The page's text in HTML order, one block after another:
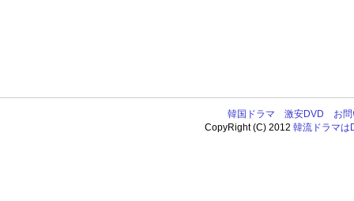
韓国ドラマ 激安DVD
お
CopyRight (C) 2012韓流ドラマは